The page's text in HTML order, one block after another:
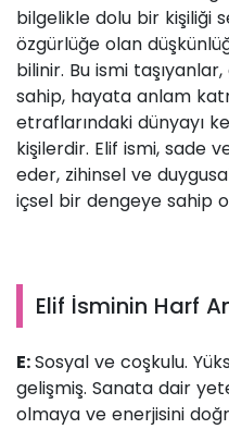
bilgelikle dolu bir kişiliği
özgürlüğe olan
bilinir. Bu ismi
sahip, hayata anlam
etraflarındaki dünyayı
kişilerdir. Elif ismi, sade
eder, zihinsel ve
içsel bir dengeye sahip
Elif İsminin Harf
E:Sosyal ve coşkulu.
gelişmiş. Sanata dair
olmaya ve enerjisini